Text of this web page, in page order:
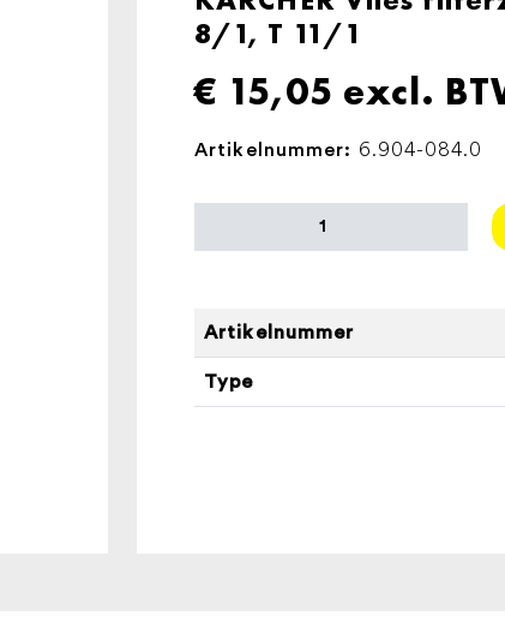
8/1, T 11/1
€ 15,05 excl.
Artikelnummer: 6.904-084.0
,
Artikelnummer
Type